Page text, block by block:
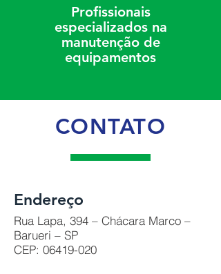
Profissionais
especializados na
manutenção de
equipamentos
CONTATO
Endereço
Rua Lapa, 394 – Chácara Marco –
Barueri – SP
CEP: 06419-020